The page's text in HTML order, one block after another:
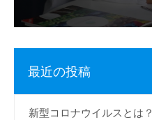
最近の投稿
新型コロナウイルスとは？